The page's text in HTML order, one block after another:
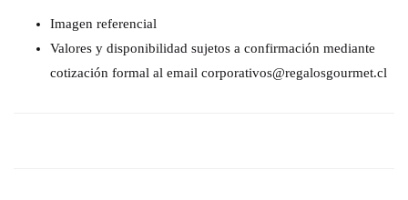
Imagen referencial
Valores y disponibilidad sujetos a confirmación mediante
cotización formal al email corporativos@regalosgourmet.cl